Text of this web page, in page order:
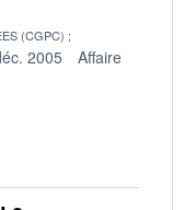
(CGPC)
2005
Affaire